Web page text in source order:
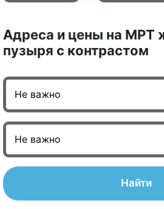
Адреса и цены на МРТ
пузыря с контрастом
Найти